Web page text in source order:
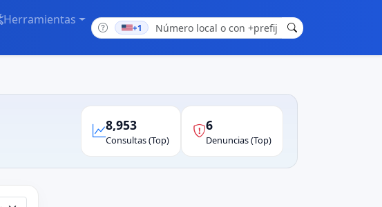
Herramientas
+1
8,953
Consultas (Top)
6
Denuncias (Top)